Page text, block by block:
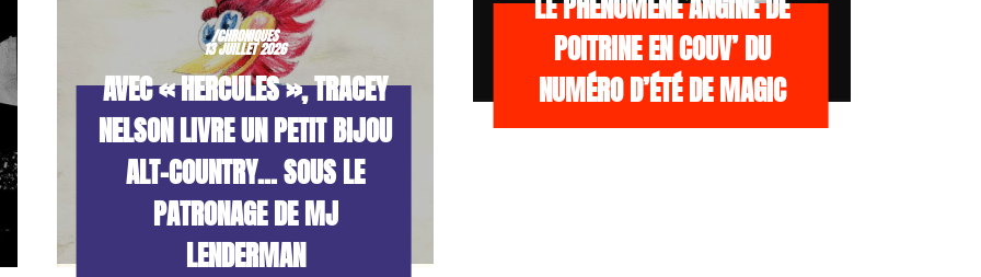
/CHRONIQUES
13 JUILLET 2026
AVEC « HERCULES », TRACEY
NELSON LIVRE UN PETIT BIJOU
ALT-COUNTRY… SOUS LE
PATRONAGE DE MJ
LENDERMAN
POITRINE EN COUV’ DU
NUMÉRO D’ÉTÉ DE MAGIC